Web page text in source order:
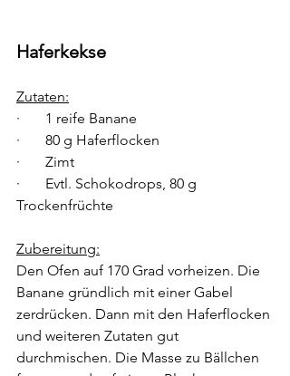
Haferkekse
Zutaten:
·       1 reife Banane
·       80 g Haferflocken
·       Zimt
·       Evtl. Schokodrops, 80 g
Trockenfrüchte
Zubereitung:
Den Ofen auf 170 Grad vorheizen. Die
Banane gründlich mit einer Gabel
zerdrücken. Dann mit den Haferflocken
und weiteren Zutaten gut
durchmischen. Die Masse zu Bällchen